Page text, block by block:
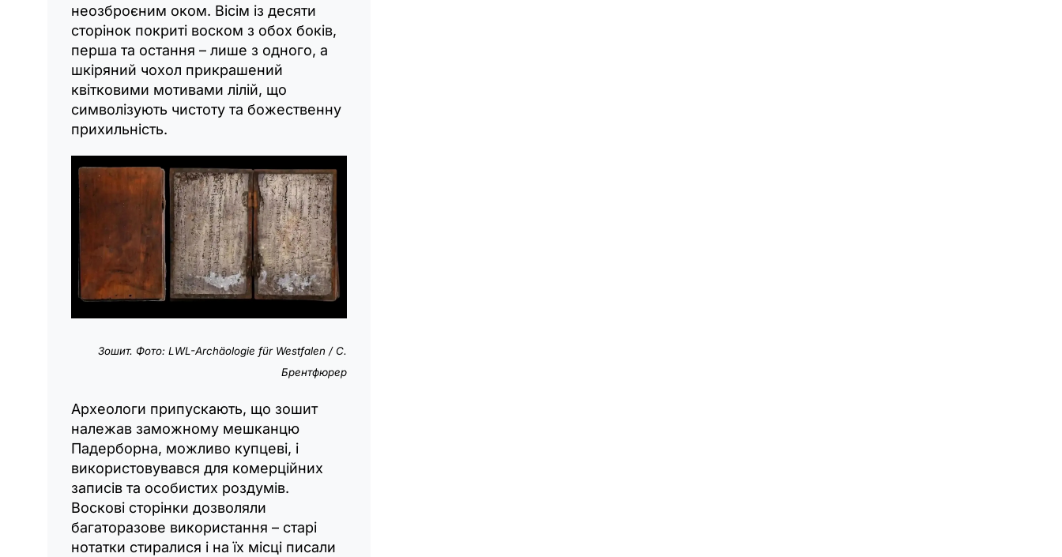
неозброєним оком. Вісім із десяти
сторінок покриті воском з обох боків,
перша та остання – лише з одного, а
шкіряний чохол прикрашений
квітковими мотивами лілій, що
символізують чистоту та божественну
прихильність.
Зошит. Фото: LWL-Archäologie für Westfalen / С.
Брентфюрер
Археологи припускають, що зошит
належав заможному мешканцю
Падерборна, можливо купцеві, і
використовувався для комерційних
записів та особистих роздумів.
Воскові сторінки дозволяли
багаторазове використання – старі
нотатки стиралися і на їх місці писали